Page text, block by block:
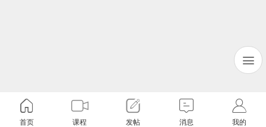
首页 课程 发帖 消息 我的